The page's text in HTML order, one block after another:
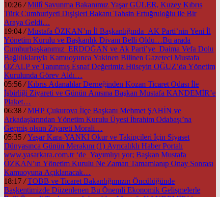
10:26 / Millî Savunma Bakanımız Yaşar GÜLER, Kuzey Kıbrıs
Türk Cumhuriyeti Dışişleri Bakanı Tahsin Ertuğruloğlu ile Bir
Araya Geldi…
19:04 / Mustafa ÖZKAN’ın İl Başkanlığında AK Parti’nin Yeni İl
Yönetim Kurulu ve Başkanlık Divanı Belli Oldu…Bu arada
Cumhurbaşkanımız ERDOĞAN ve Ak Parti’ye Daima Vefa Dolu
Bağlılıklarıyla Kamuoyunca Yakinen Bilinen Gazeteci Mustafa
ÖZALP ve Tanınmış Esnaf Değerimiz Hüseyin OĞUZ’da Yönetim
Kurulunda Görev Aldı…
05:56 / Kıbrıs Adanalılar Derneğinden Kozan Ticaret Odası İle
İşbirliği Ziyareti ve Günün Anısına Başkan Mustafa KANDEMİR’e
Plaket…
06:38 / MHP Çukurova İlçe Başkanı Mehmet ŞAHİN ve
Arkadaşlarından Yönetim Kurulu Üyesi İbrahim Odabaşı’na
Geçmiş olsun Ziyareti Morali…
05:35 / Yaşar Kara-YANKI Okur ve Takipçileri İçin Siyaset
Dünyasınca Günün Merakını (1) Ayrıcalıklı Haber Portalı
www.yasarkara.com.tr ‘de Yayımlıyı yor; Başkan Mustafa
ÖZKAN’ın Yönetim Kurulu Ne Zaman Tamamlanıp Onay Sonrası
Kamuoyuna Açıklanacak…
18:17 / TOBB ve Ticaret Bakanlığımızın Öncülüğünde
Başkentimizde Düzenlenen Bu Önemli Ekonomik Gelişmelerle